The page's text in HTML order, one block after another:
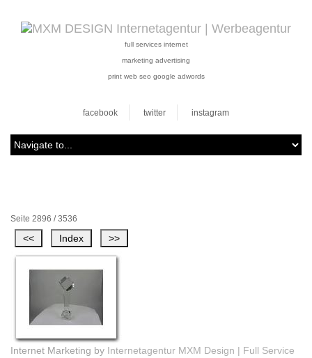
full services internet
marketing advertising
print web seo google adwords
facebook twitter instagram
Seite 2896 / 3536
Internet Marketing by Internetagentur MXM Design | Full Service